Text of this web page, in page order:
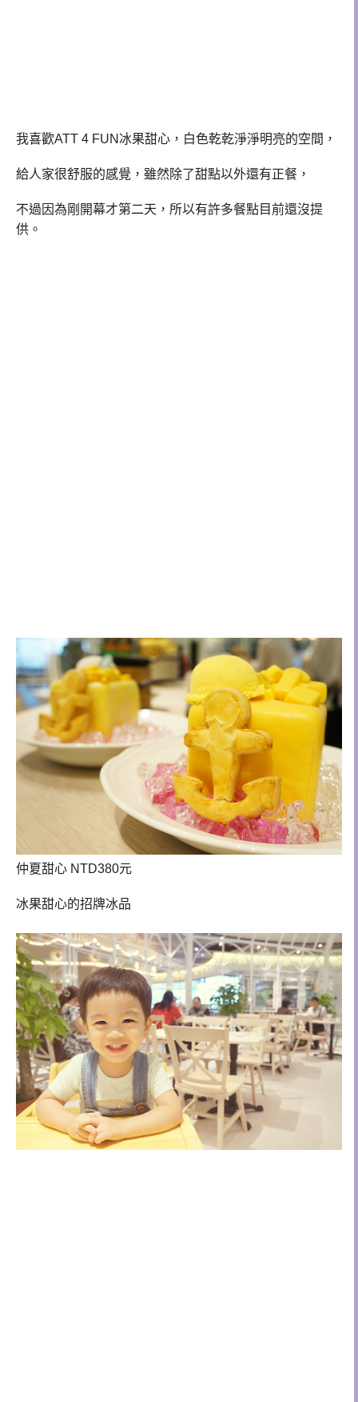
我喜歡ATT 4 FUN冰果甜心，白色乾乾淨淨明亮的空間，
給人家很舒服的感覺，雖然除了甜點以外還有正餐，
不過因為剛開幕才第二天，所以有許多餐點目前還沒提
供。
仲夏甜心 NTD380元
冰果甜心的招牌冰品